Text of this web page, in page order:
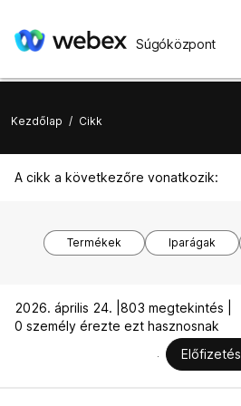
Súgóközpont
Kezdőlap / Cikk
A cikk a következőre vonatkozik:
Termékek Iparágak
2026. április 24. | 803 megtekintés |
0 személy érezte ezt hasznosnak
Előfizetés